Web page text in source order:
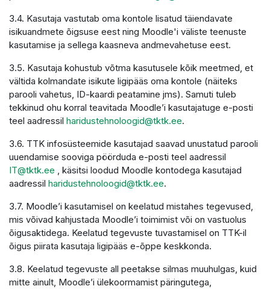
3.4. Kasutaja vastutab oma kontole lisatud täiendavate
isikuandmete õigsuse eest ning Moodle'i väliste teenuste
kasutamise ja sellega kaasneva andmevahetuse eest.
3.5. Kasutaja kohustub võtma kasutusele kõik meetmed, et
vältida kolmandate isikute ligipääs oma kontole (näiteks
parooli vahetus, ID-kaardi peatamine jms). Samuti tuleb
tekkinud ohu korral teavitada Moodle’i kasutajatuge e-posti
teel aadressil haridustehnoloogid@tktk.ee.
3.6. TTK infosüsteemide kasutajad saavad unustatud parooli
uuendamise sooviga pöörduda e-posti teel aadressil
IT@tktk.ee , käsitsi loodud Moodle kontodega kasutajad
aadressil haridustehnoloogid@tktk.ee.
3.7. Moodle’i kasutamisel on keelatud mistahes tegevused,
mis võivad kahjustada Moodle’i toimimist või on vastuolus
õigusaktidega. Keelatud tegevuste tuvastamisel on TTK-il
õigus piirata kasutaja ligipääs e-õppe keskkonda.
3.8. Keelatud tegevuste all peetakse silmas muuhulgas, kuid
mitte ainult, Moodle’i ülekoormamist päringutega,